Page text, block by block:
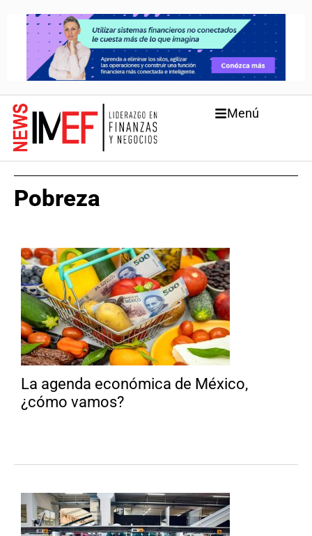
Menú
Pobreza
La agenda económica de México,
¿cómo vamos?